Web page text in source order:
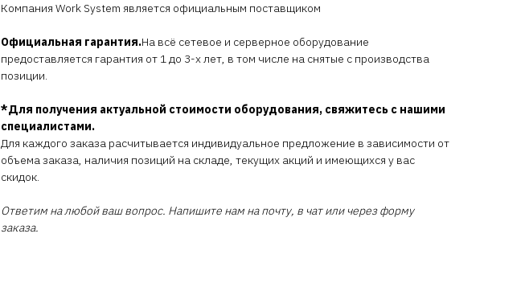
Компания Work System является официальным поставщиком
Официальная гарантия.На всё сетевое и серверное оборудование
предоставляется гарантия от 1 до 3-х лет, в том числе на снятые с производства
позиции.
*Для получения актуальной стоимости оборудования, свяжитесь с нашими
специалистами.
Для каждого заказа расчитывается индивидуальное предложение в зависимости от
объема заказа, наличия позиций на складе, текущих акций и имеющихся у вас
скидок.
Ответим на любой ваш вопрос. Напишите нам на почту, в чат или через форму
заказа.